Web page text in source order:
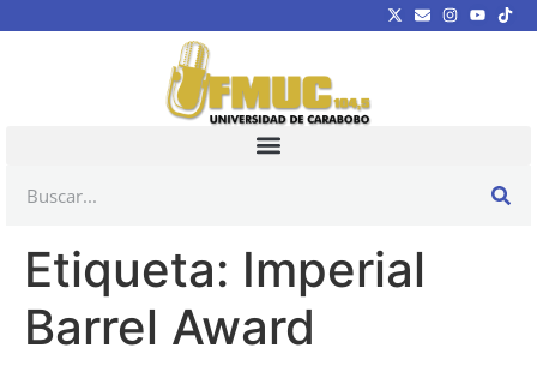
Etiqueta: Imperial
Barrel Award